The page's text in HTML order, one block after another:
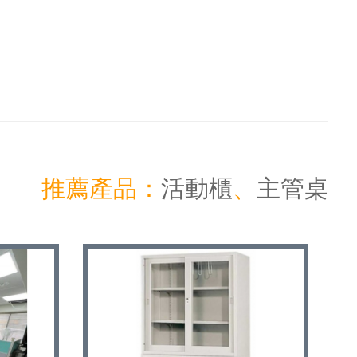
推薦產品： 活動櫃、 主管桌